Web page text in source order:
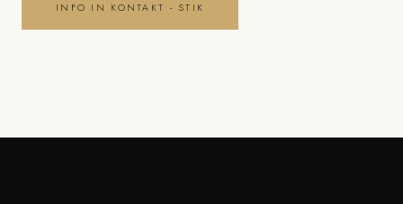
INFO IN KONTAKT - STIK